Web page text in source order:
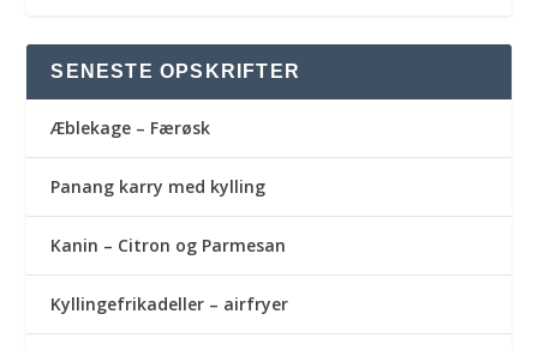
SENESTE OPSKRIFTER
Æblekage – Færøsk
Panang karry med kylling
Kanin – Citron og Parmesan
Kyllingefrikadeller – airfryer